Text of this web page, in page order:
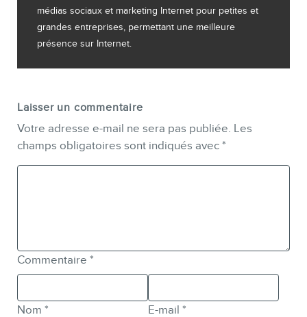
médias sociaux et marketing Internet pour petites et
grandes entreprises, permettant une meilleure
présence sur Internet.
Laisser un commentaire
Votre adresse e-mail ne sera pas publiée. Les
champs obligatoires sont indiqués avec *
Commentaire *
Nom * E-mail *